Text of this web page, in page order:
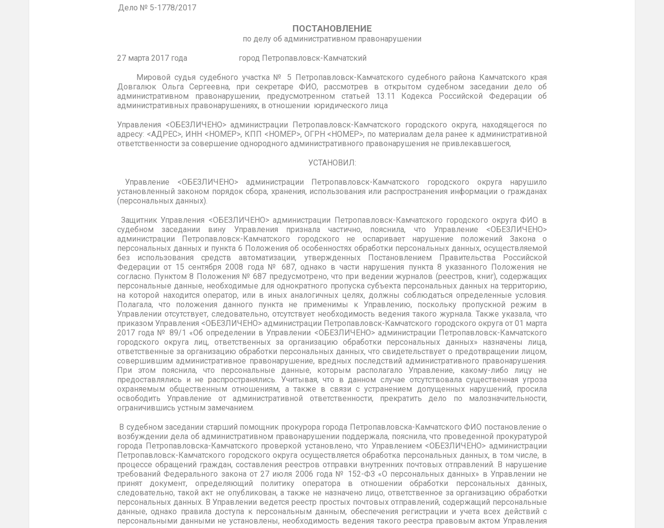
Дело № 5-1778/2017
ПОСТАНОВЛЕНИЕ
по делу об административном правонарушении
27 марта 2017 года город Петропавловск-Камчатский
Мировой судья судебного участка № 5 Петропавловск-Камчатского судебного района Камчатского края
Довгалюк Ольга Сергеевна, при секретаре ФИО, рассмотрев в открытом судебном заседании дело об
административном правонарушении, предусмотренном статьей 13.11 Кодекса Российской Федерации об
административных правонарушениях, в отношении юридического лица
Управления <ОБЕЗЛИЧЕНО> администрации Петропавловск-Камчатского городского округа, находящегося по
адресу: <АДРЕС>, ИНН <НОМЕР>, КПП <НОМЕР>, ОГРН <НОМЕР>, по материалам дела ранее к административной
ответственности за совершение однородного административного правонарушения не привлекавшегося,
УСТАНОВИЛ:
Управление <ОБЕЗЛИЧЕНО> администрации Петропавловск-Камчатского городского округа нарушило
установленный законом порядок сбора, хранения, использования или распространения информации о гражданах
(персональных данных).
Защитник Управления <ОБЕЗЛИЧЕНО> администрации Петропавловск-Камчатского городского округа ФИО в
судебном заседании вину Управления признала частично, пояснила, что Управление <ОБЕЗЛИЧЕНО>
администрации Петропавловск-Камчатского городского не оспаривает нарушение положений Закона о
персональных данных и пункта 6 Положения об особенностях обработки персональных данных, осуществляемой
без использования средств автоматизации, утвержденных Постановлением Правительства Российской
Федерации от 15 сентября 2008 года № 687, однако в части нарушения пункта 8 указанного Положения не
согласно. Пунктом 8 Положения № 687 предусмотрено, что при ведении журналов (реестров, книг), содержащих
персональные данные, необходимые для однократного пропуска субъекта персональных данных на территорию,
на которой находится оператор, или в иных аналогичных целях, должны соблюдаться определенные условия.
Полагала, что положения данного пункта не применимы к Управлению, поскольку пропускной режим в
Управлении отсутствует, следовательно, отсутствует необходимость ведения такого журнала. Также указала, что
приказом Управления <ОБЕЗЛИЧЕНО> администрации Петропавловск-Камчатского городского округа от 01 марта
2017 года № 89/1 «Об определении в Управлении <ОБЕЗЛИЧЕНО> администрации Петропавловск-Камчатского
городского округа лиц, ответственных за организацию обработки персональных данных» назначены лица,
ответственные за организацию обработки персональных данных, что свидетельствует о предотвращении лицом,
совершившим административное правонарушение, вредных последствий административного правонарушения.
При этом пояснила, что персональные данные, которым располагало Управление, какому-либо лицу не
предоставлялись и не распространялись. Учитывая, что в данном случае отсутствовала существенная угроза
охраняемым общественным отношениям, а также в связи с устранением допущенных нарушений, просила
освободить Управление от административной ответственности, прекратить дело по малозначительности,
ограничившись устным замечанием.
В судебном заседании старший помощник прокурора города Петропавловска-Камчатского ФИО постановление о
возбуждении дела об административном правонарушении поддержала, пояснила, что проведенной прокуратурой
города Петропавловска-Камчатского проверкой установлено, что Управлением <ОБЕЗЛИЧЕНО> администрации
Петропавловск-Камчатского городского округа осуществляется обработка персональных данных, в том числе, в
процессе обращений граждан, составления реестров отправки внутренних почтовых отправлений. В нарушение
требований Федерального закона от 27 июля 2006 года № 152-ФЗ «О персональных данных» в Управлении не
принят документ, определяющий политику оператора в отношении обработки персональных данных,
следовательно, такой акт не опубликован, а также не назначено лицо, ответственное за организацию обработки
персональных данных. В Управлении ведется реестр простых почтовых отправлений, содержащий персональные
данные, однако правила доступа к персональным данным, обеспечения регистрации и учета всех действий с
персональными данными не установлены, необходимость ведения такого реестра правовым актом Управления